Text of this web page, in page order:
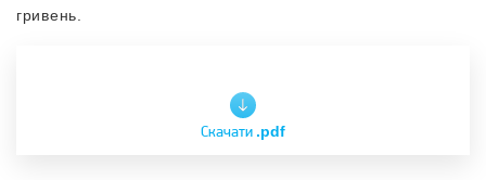
гривень.
Скачати .pdf